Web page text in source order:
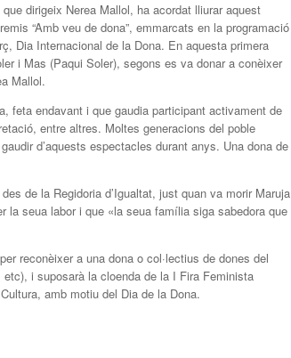
que dirigeix Nerea Mallol, ha acordat lliurar aquest
“Amb veu de dona”, emmarcats en la programació
Dia Internacional de la Dona. En aquesta primera
i Mas (Paqui Soler), segons es va donar a conèixer
Mallol.
feta endavant i que gaudia participant activament de
entre altres. Moltes generacions del poble
d’aquests espectacles durant anys. Una dona de
de la Regidoria d’Igualtat, just quan va morir Maruja
la seua labor i que «la seua família siga sabedora que
reconèixer a una dona o col·lectius de dones del
i suposarà la cloenda de la I Fira Feminista
amb motiu del Dia de la Dona.